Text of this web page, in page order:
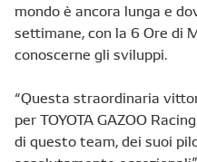
mondo è ancora lunga e
settimane, con la 6 Ore di
conoscerne gli sviluppi.
“Questa straordinaria
per TOYOTA GAZOO
di questo team, dei suoi